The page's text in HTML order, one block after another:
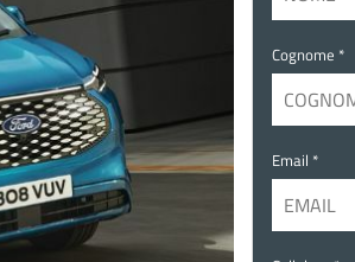
Cognome *
Email *